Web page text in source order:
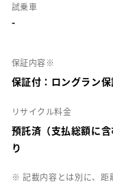
試乗車
-
保証内容※
保証付：ロングラン
リサイクル料金
預託済（支払総額に
り
※ 記載内容とは別に、距